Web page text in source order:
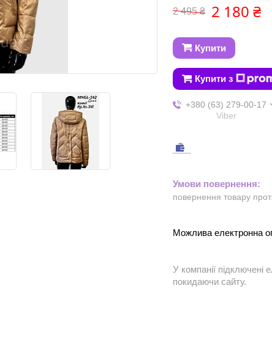
2 495 ₴ 2 180 ₴
Купити
Купити з
+380 (63) 279-00-17
Viber
повернення товару
У компанії підключені
покидаючи сайту.